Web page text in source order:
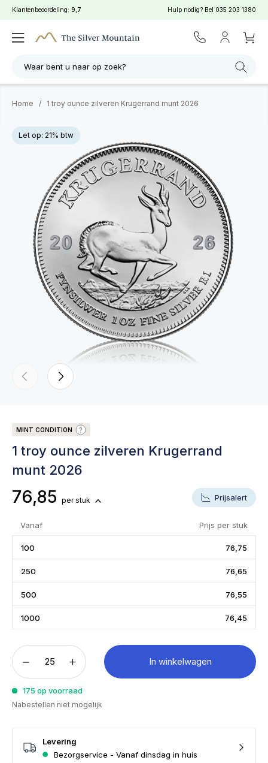
Klantenbeoordeling: 9,7 Hulp nodig? Bel 035 203 1380
Waar bent u naar op zoek?
Home / 1 troy ounce zilveren Krugerrand munt 2026
Let op: 21% btw
MINT CONDITION
1 troy ounce zilveren Krugerrand
munt 2026
76,85 per stuk Prijsalert
Vanaf Prijs per stuk
100 76,75
250 76,65
500 76,55
1000 76,45
In winkelwagen
175 op voorraad
Nabestellen niet mogelijk
Levering
Bezorgservice - Vanaf dinsdag in huis